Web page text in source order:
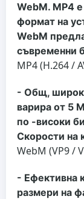
WebM. MP4
формат на
WebM
съвременни
MP4 (H.264 /
- Общ,
варира от 5
по -високи
Скорости на
WebM (VP9 /
- Ефективна
размери на